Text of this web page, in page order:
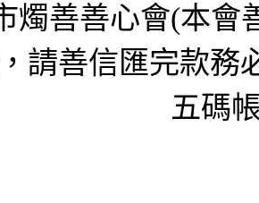
燭善善心會(本會
請善信匯完款務
五碼